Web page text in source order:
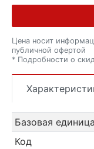
Цена носит
публичной офертой
* Подробности о
Базовая единица
Код